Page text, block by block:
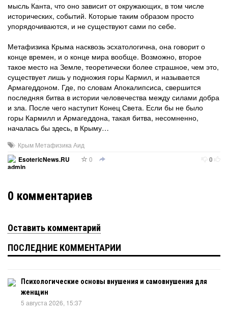
мысль Канта, что оно зависит от окружающих, в том числе
исторических, событий. Которые таким образом просто
упорядочиваются, и не существуют сами по себе.
Метафизика Крыма насквозь эсхатологична, она говорит о
конце времен, и о конце мира вообще. Возможно, второе
такое место на Земле, теоретически более страшное, чем это,
существует лишь у подножия горы Кармил, и называется
Армагеддоном. Где, по словам Апокалипсиса, свершится
последняя битва в истории человечества между силами добра
и зла. После чего наступит Конец Света. Если бы не было
горы Кармилл и Армагеддона, такая битва, несомненно,
началась бы здесь, в Крыму…
Крым Метафизика Аид
EsotericNews.RU
0 0
0 комментариев
Оставить комментарий
ПОСЛЕДНИЕ КОММЕНТАРИИ
Психологические основы внушения и самовнушения для
женщин
5 августа 2026, 15:37